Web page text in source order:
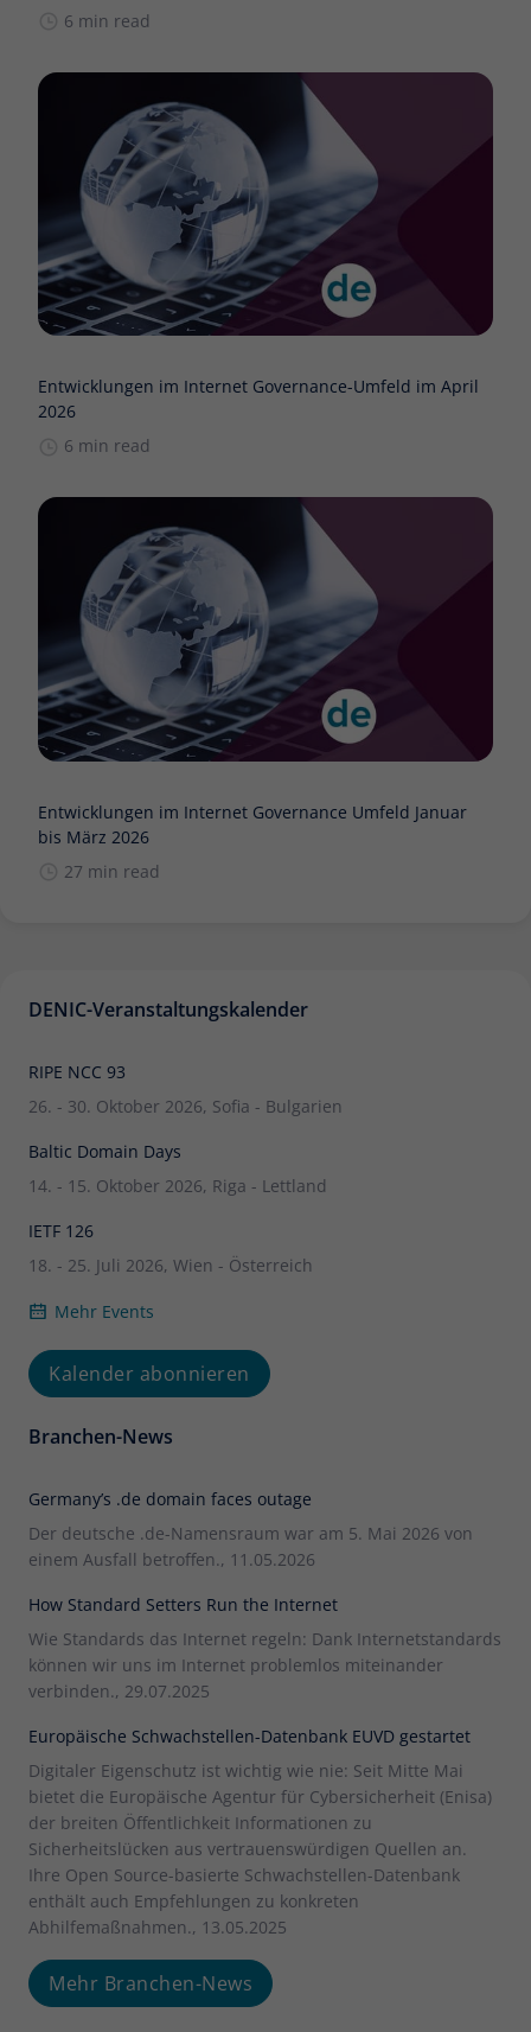
6 min read
Entwicklungen im Internet Governance-Umfeld im April
2026
6 min read
Entwicklungen im Internet Governance Umfeld Januar
bis März 2026
27 min read
DENIC-Veranstaltungskalender
RIPE NCC 93
26. - 30. Oktober 2026, Sofia - Bulgarien
Baltic Domain Days
14. - 15. Oktober 2026, Riga - Lettland
IETF 126
18. - 25. Juli 2026, Wien - Österreich
Mehr Events
Kalender abonnieren
Branchen-News
Germany’s .de domain faces outage
Der deutsche .de-Namensraum war am 5. Mai 2026 von
einem Ausfall betroffen., 11.05.2026
How Standard Setters Run the Internet
Wie Standards das Internet regeln: Dank Internetstandards
können wir uns im Internet problemlos miteinander
verbinden., 29.07.2025
Europäische Schwachstellen-Datenbank EUVD gestartet
Digitaler Eigenschutz ist wichtig wie nie: Seit Mitte Mai
bietet die Europäische Agentur für Cybersicherheit (Enisa)
der breiten Öffentlichkeit Informationen zu
Sicherheitslücken aus vertrauenswürdigen Quellen an.
Ihre Open Source-basierte Schwachstellen-Datenbank
enthält auch Empfehlungen zu konkreten
Abhilfemaßnahmen., 13.05.2025
Mehr Branchen-News